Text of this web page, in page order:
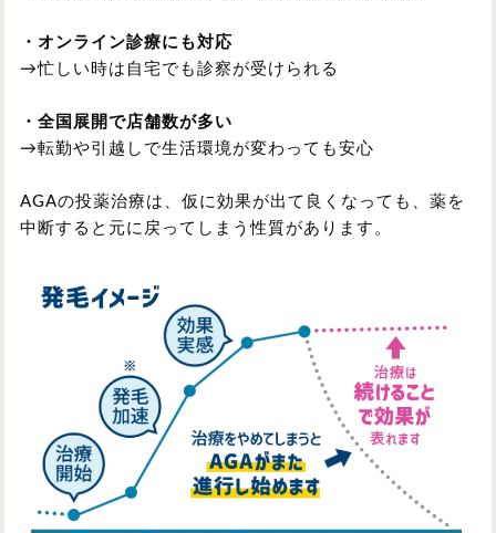
・オンライン診療にも対応
→忙しい時は自宅でも診察が受けられる
・全国展開で店舗数が多い
→転勤や引越しで生活環境が変わっても安心
AGAの投薬治療は、仮に効果が出て良くなっても、薬を
中断すると元に戻ってしまう性質があります。